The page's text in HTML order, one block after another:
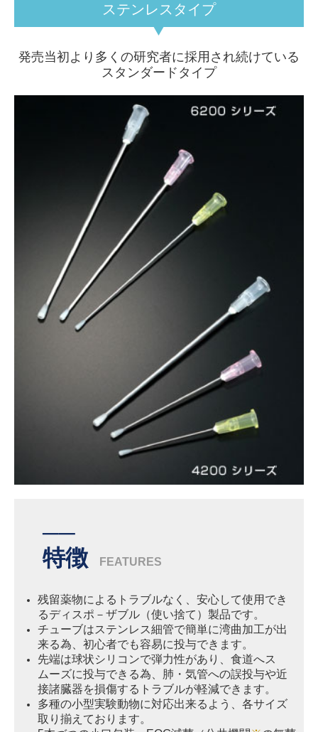
ステンレスタイプ
発売当初より多くの研究者に採用され続けている
スタンダードタイプ
──
特徴 FEATURES
残留薬物によるトラブルなく、安心して使用でき
るディスポ－ザブル（使い捨て）製品です。
チューブはステンレス細管で簡単に湾曲加工が出
来る為、初心者でも容易に投与できます。
先端は球状シリコンで弾力性があり、食道へス
ムーズに投与できる為、肺・気管への誤投与や近
接諸臓器を損傷するトラブルが軽減できます。
多種の小型実験動物に対応出来るよう、各サイズ
取り揃えております。